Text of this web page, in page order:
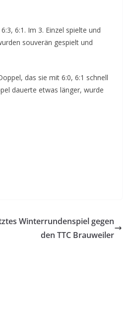
6:1. Im 3. Einzel spielte und
souverän gespielt und
das sie mit 6:0, 6:1 schnell
dauerte etwas länger, wurde
Winterrundenspiel gegen
den TTC Brauweiler